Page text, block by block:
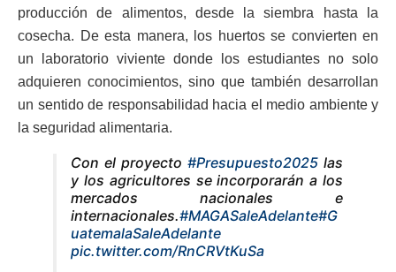
producción de alimentos, desde la siembra hasta la
cosecha. De esta manera, los huertos se convierten en
un laboratorio viviente donde los estudiantes no solo
adquieren conocimientos, sino que también desarrollan
un sentido de responsabilidad hacia el medio ambiente y
la seguridad alimentaria.
Con el proyecto #Presupuesto2025 las
y los agricultores se incorporarán a los
mercados nacionales e
internacionales.#MAGASaleAdelante#G
uatemalaSaleAdelante
pic.twitter.com/RnCRVtKuSa